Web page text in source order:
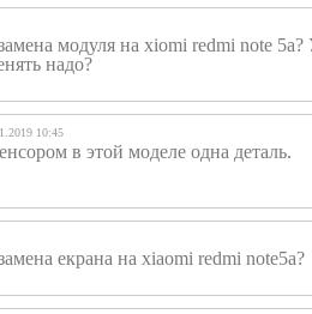
модуля на xiomi redmi note
надо?
10:45
в этой моделе одна деталь.
екрана на xiaomi redmi note5a?